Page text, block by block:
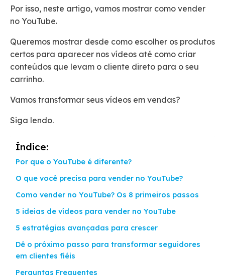
Por isso, neste artigo, vamos mostrar como vender
no YouTube.
Queremos mostrar desde como escolher os produtos
certos para aparecer nos vídeos até como criar
conteúdos que levam o cliente direto para o seu
carrinho.
Vamos transformar seus vídeos em vendas?
Siga lendo.
Índice:
Por que o YouTube é diferente?
O que você precisa para vender no YouTube?
Como vender no YouTube? Os 8 primeiros passos
5 ideias de vídeos para vender no YouTube
5 estratégias avançadas para crescer
Dê o próximo passo para transformar seguidores
em clientes fiéis
Perguntas Frequentes